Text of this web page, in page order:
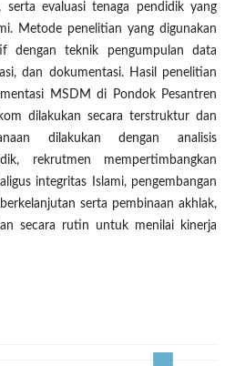
serta evaluasi tenaga pendidik yang
Metode penelitian yang digunakan
dengan teknik pengumpulan data
dan dokumentasi. Hasil penelitian
MSDM di Pondok Pesantren
dilakukan secara terstruktur dan
dilakukan dengan analisis
rekrutmen mempertimbangkan
integritas Islami, pengembangan
serta pembinaan akhlak,
secara rutin untuk menilai kinerja